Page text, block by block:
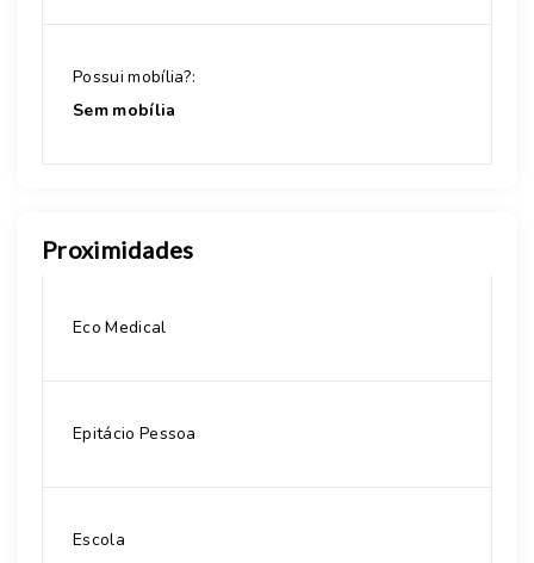
Possui mobília?:
Sem mobília
Proximidades
Eco Medical
Epitácio Pessoa
Escola